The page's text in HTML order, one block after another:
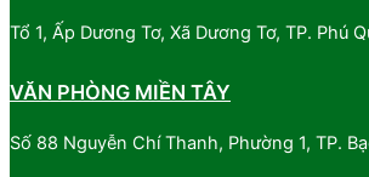
Tổ 1, Ấp Dương Tơ, Xã Dương Tơ, TP. Phú
VĂN PHÒNG MIỀN TÂY
Số 88 Nguyễn Chí Thanh, Phường 1, TP.